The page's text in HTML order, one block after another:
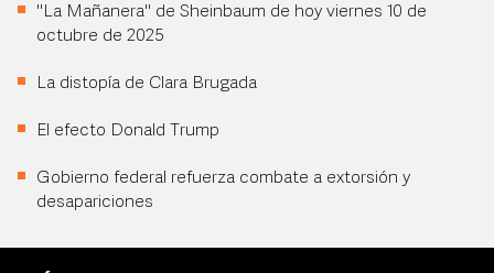
"La Mañanera" de Sheinbaum de hoy viernes 10 de
octubre de 2025
La distopía de Clara Brugada
El efecto Donald Trump
Gobierno federal refuerza combate a extorsión y
desapariciones